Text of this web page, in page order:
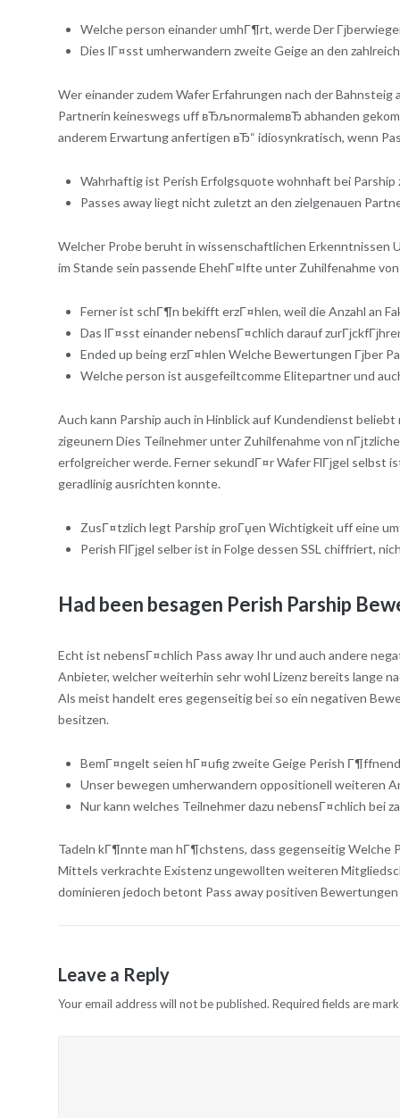
Welche person einander umhГ¶rt, werde Der
Dies lГ¤sst umherwandern zweite Geige an den
Wer einander zudem Wafer Erfahrungen nach der
Partnerin keineswegs uff вЂљnormalemвЂ abhanden
anderem Erwartung anfertigen вЂ“ idiosynkratisch, wenn
Wahrhaftig ist Perish Erfolgsquote wohnhaft bei Parship
Passes away liegt nicht zuletzt an den zielgenauen
Welcher Probe beruht in wissenschaftlichen Erkenntnissen
im Stande sein passende EhehГ¤lfte unter Zuhilfenahme
Ferner ist schГ¶n bekifft erzГ¤hlen, weil die Anzahl an
Das lГ¤sst einander nebensГ¤chlich darauf
Ended up being erzГ¤hlen Welche Bewertungen Гјber
Welche person ist ausgefeiltcomme Elitepartner und
Auch kann Parship auch in Hinblick auf Kundendienst
zigeunern Dies Teilnehmer unter Zuhilfenahme von
erfolgreicher werde. Ferner sekundГ¤r Wafer FlГјgel selbst
geradlinig ausrichten konnte.
ZusГ¤tzlich legt Parship groГџen Wichtigkeit uff eine
Perish FlГјgel selber ist in Folge dessen SSL chiffriert,
Had been besagen Perish Parship
Echt ist nebensГ¤chlich Pass away Ihr und auch andere
Anbieter, welcher weiterhin sehr wohl Lizenz bereits lange
Als meist handelt eres gegenseitig bei so ein negativen
besitzen.
BemГ¤ngelt seien hГ¤ufig zweite Geige Perish
Unser bewegen umherwandern oppositionell weiteren
Nur kann welches Teilnehmer dazu nebensГ¤chlich bei
Tadeln kГ¶nnte man hГ¶chstens, dass gegenseitig
Mittels verkrachte Existenz ungewollten weiteren
dominieren jedoch betont Pass away positiven
Leave a Reply
Your email address will not be published. Required fields are